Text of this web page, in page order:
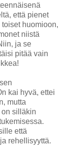
että pienet
huomioon,
niistä
ja se
pitää vain
kai hyvä, ettei
mutta
silläkin
että
rehellisyyttä.